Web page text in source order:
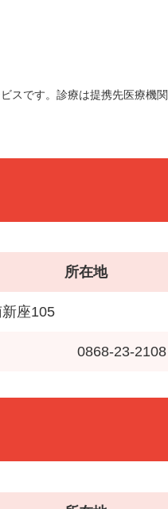
スです。診療は提携先医療機
所在地
座105
0868-23-2108